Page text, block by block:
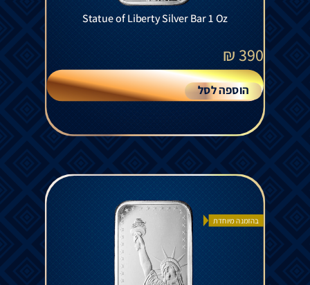
Statue of Liberty Silver Bar 1 Oz
390
₪
הוספה לסל
בהזמנה מיוחדת